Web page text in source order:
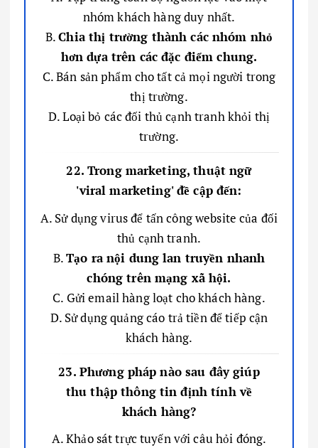
nhóm khách hàng duy nhất.
B.Chia thị trường thành các nhóm nhỏ
hơn dựa trên các đặc điểm chung.
C. Bán sản phẩm cho tất cả mọi người trong
thị trường.
D. Loại bỏ các đối thủ cạnh tranh khỏi thị
trường.
22. Trong marketing, thuật ngữ
'viral marketing' đề cập đến:
A. Sử dụng virus để tấn công website của đối
thủ cạnh tranh.
B.Tạo ra nội dung lan truyền nhanh
chóng trên mạng xã hội.
C. Gửi email hàng loạt cho khách hàng.
D. Sử dụng quảng cáo trả tiền để tiếp cận
khách hàng.
23. Phương pháp nào sau đây giúp
thu thập thông tin định tính về
khách hàng?
A. Khảo sát trực tuyến với câu hỏi đóng.